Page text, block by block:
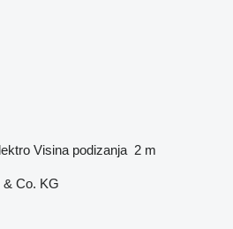
Visina podizanja 2 m
Co. KG